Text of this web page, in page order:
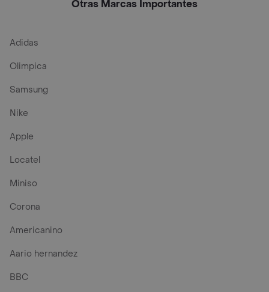
Otras Marcas Importantes
Adidas
Olimpica
Samsung
Nike
Apple
Locatel
Miniso
Corona
Americanino
Aario hernandez
BBC